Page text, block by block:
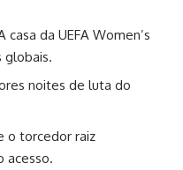
casa da UEFA Women’s
globais.
noites de luta do
o torcedor raiz
acesso.